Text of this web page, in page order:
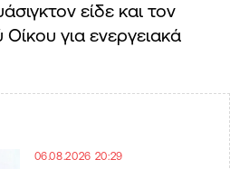
είδε και τον
για ενεργειακά
06.08.2026 20:29